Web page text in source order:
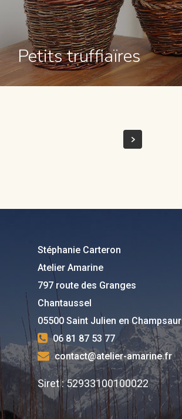
Petits truffiaïres
Stéphanie Carteron
Atelier Amarine
797 route des Granges
Chantaussel
05500 Saint Julien en Champsaur
06 81 87 53 77
contact@atelier-amarine.fr
Siret : 52933100100022